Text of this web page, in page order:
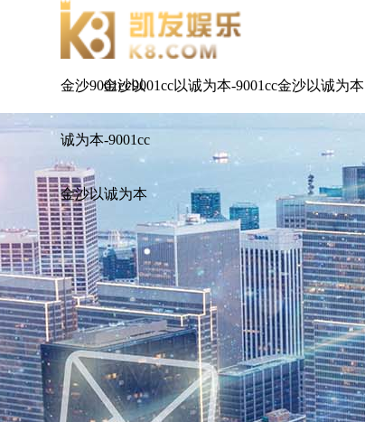
金沙9001cc以
诚为本-9001cc
金沙以诚为本
金沙9001cc以诚为本-9001cc金沙以诚为本